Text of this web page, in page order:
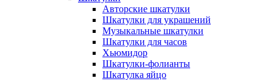
Авторские шкатулки
Шкатулки для украшений
Музыкальные шкатулки
Шкатулки для часов
Хьюмидор
Шкатулки-фолианты
Шкатулка яйцо